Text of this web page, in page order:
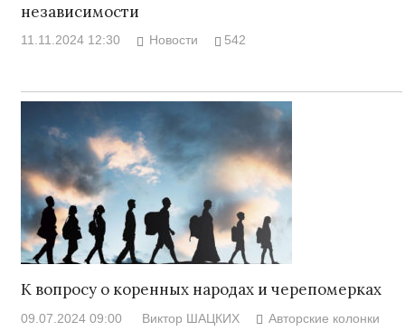
независимости
11.11.2024 12:30 Новости 542
К вопросу о коренных народах и черепомерках
09.07.2024 09:00 Виктор ШАЦКИХ
Авторские колонки